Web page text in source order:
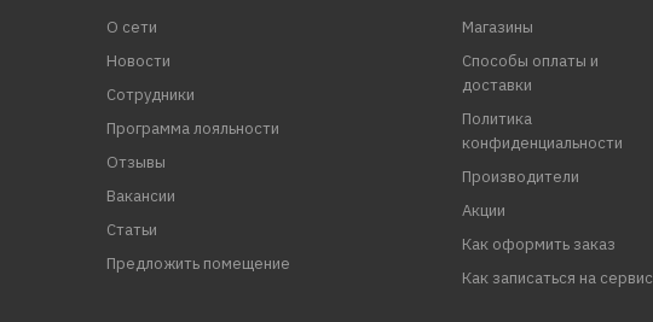
О сети
Новости
Сотрудники
Программа лояльности
Отзывы
Вакансии
Статьи
Предложить помещение
Магазины
Способы оплаты и
доставки
Политика
конфиденциальности
Производители
Акции
Как оформить заказ
Как записаться на сервис